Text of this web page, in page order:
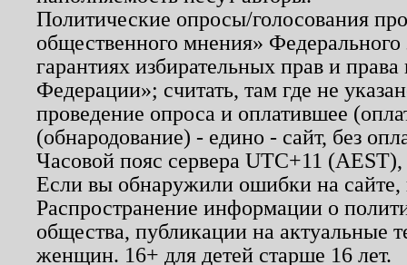
Политические опросы/голосования
общественного мнения»
гарантиях избирательных прав и
Федерации»; считать, там где не
проведение опроса и оплатившее
(обнародование) - едино - сайт, без
Часовой пояс сервера UTC+11
Если вы обнаружили ошибки на
Распространение информации о
общества, публикации на актуальные
женщин. 16+ для детей старше 16 лет.